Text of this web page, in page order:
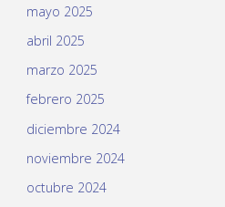
mayo 2025
abril 2025
marzo 2025
febrero 2025
diciembre 2024
noviembre 2024
octubre 2024